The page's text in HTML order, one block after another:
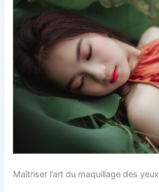
Maîtriser l’art du maquillage des yeux